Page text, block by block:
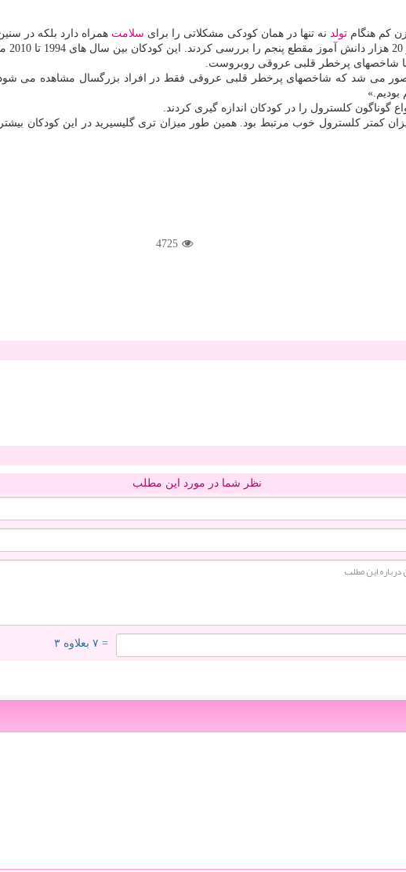
كم هنگام تولد نه تنها در همان كودكی مشكلاتی را برای سلامت همراه دارد بلكه در
با شاخصهای پرخطر قلبی عروقی روبروست.
می شد كه شاخصهای پرخطر قلبی عروقی فقط در افراد بزرگسال مشاهده می شود
كلسترول را در كودكان اندازه گیری كردند.
میزان كمتر كلسترول خوب مرتبط بود. همین طور میزان تری گلیسیرید در این كودكان
4725
نظر شما در مورد این مطلب
= ۷ بعلاوه ۳